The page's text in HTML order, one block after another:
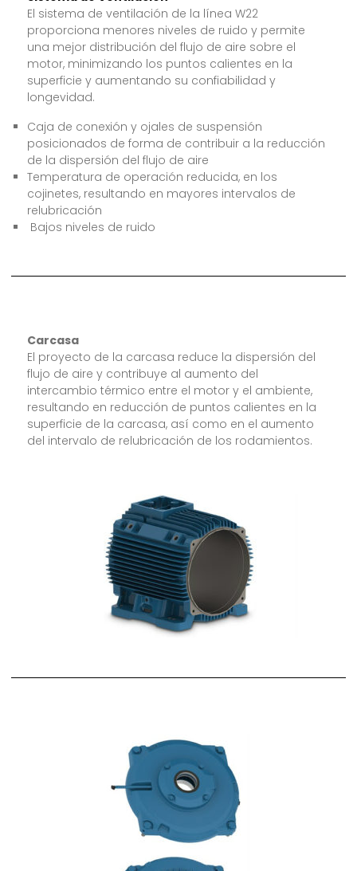
El sistema de ventilación de la línea W22
proporciona menores niveles de ruido y permite
una mejor distribución del flujo de aire sobre el
motor, minimizando los puntos calientes en la
superficie y aumentando su confiabilidad y
longevidad.
Caja de conexión y ojales de suspensión
posicionados de forma de contribuir a la reducción
de la dispersión del flujo de aire
Temperatura de operación reducida, en los
cojinetes, resultando en mayores intervalos de
relubricación
Bajos niveles de ruido
Carcasa
El proyecto de la carcasa reduce la dispersión del
flujo de aire y contribuye al aumento del
intercambio térmico entre el motor y el ambiente,
resultando en reducción de puntos calientes en la
superficie de la carcasa, así como en el aumento
del intervalo de relubricación de los rodamientos.